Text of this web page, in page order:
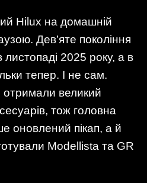
Hilux на домашній
Дев’яте покоління
листопаді 2025 року, а в
тепер. І не сам.
великий
тож головна
оновлений пікап, а й
Modellista та GR